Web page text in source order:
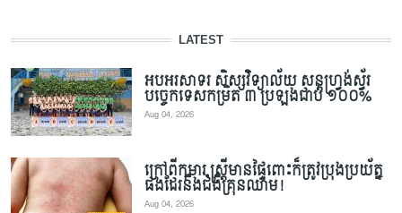
LATEST
អបអរសាទរ សិស្សវិទ្យាល័យ សន្តហ្វ្រង់ស្វ័រ
បច្ចេកទេសកម្រិត ៣ ប្រឡងជាប់ ១០០%
Aug 04, 2026
ក្រៅពីកុមារ ស្ត្រីមានផ្ទៃពោះក៏ត្រូវប្រុងប្រយ័ត្ន
ផងដែរនឹងជំងឺគ្រុនឈាម!
Aug 04, 2026